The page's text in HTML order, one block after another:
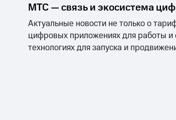
МТС — связь и экосистема
Актуальные новости не только о
цифровых приложениях для работы
технологиях для запуска и